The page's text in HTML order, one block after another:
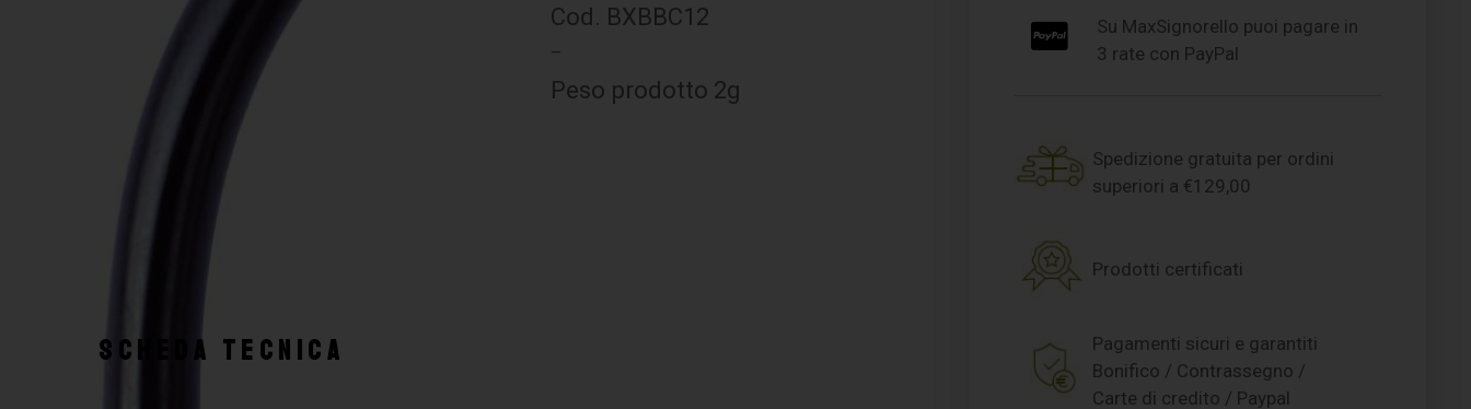
Cod. BXBBC12
–
Peso prodotto 2g
SCHEDA TECNICA
Su MaxSignorello puoi pagare in
3 rate con PayPal
Spedizione gratuita per ordini
superiori a €129,00
Prodotti certificati
Pagamenti sicuri e garantiti
Bonifico / Contrassegno /
Carte di credito / Paypal